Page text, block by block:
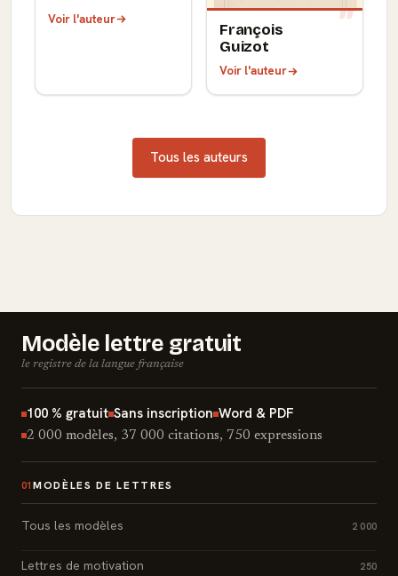
Voir l'auteur
François
Guizot
Voir l'auteur
Tous les auteurs
Modèle lettre gratuit
le registre de la langue française
100 % gratuit Sans inscription Word & PDF
2 000 modèles, 37 000 citations, 750 expressions
01 MODÈLES DE LETTRES
Tous les modèles 2 000
Lettres de motivation 250